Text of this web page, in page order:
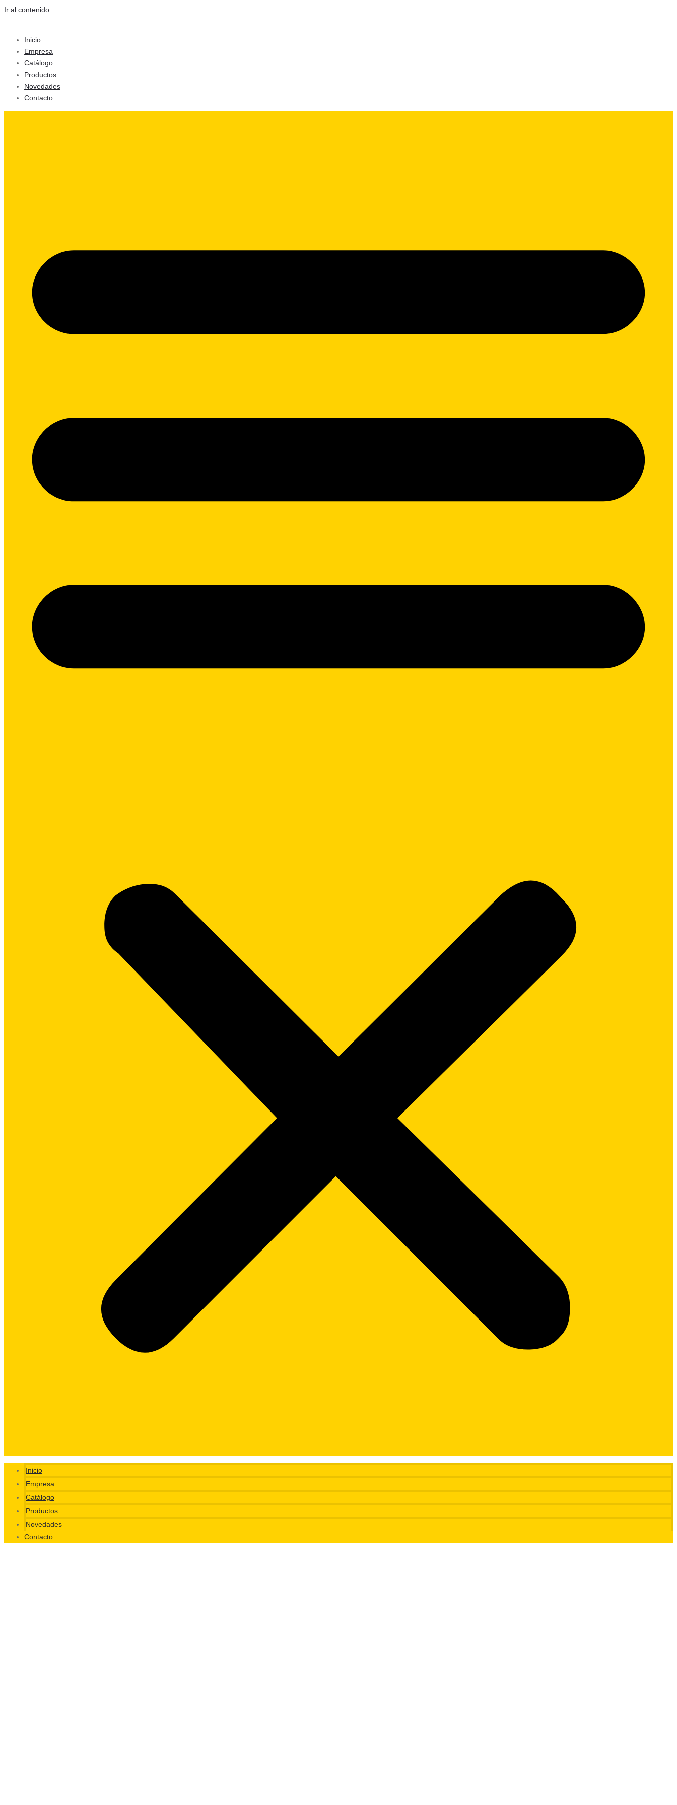
Ir al contenido
Inicio
Empresa
Catálogo
Productos
Novedades
Contacto
Inicio
Empresa
Catálogo
Productos
Novedades
Contacto